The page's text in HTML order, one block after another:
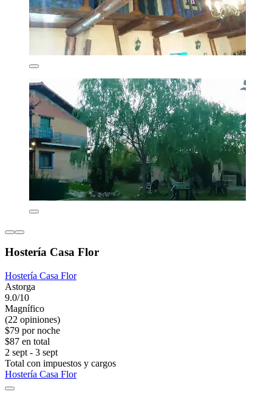
Hostería Casa Flor
Hostería Casa Flor
Astorga
9.0/10
Magnífico
(22 opiniones)
$79 por noche
$87 en total
2 sept - 3 sept
Total con impuestos y cargos
Hostería Casa Flor